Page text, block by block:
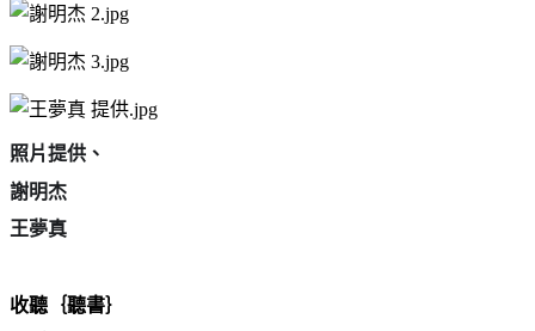
照片提供、
謝明杰
王夢真
收聽｛聽書｝